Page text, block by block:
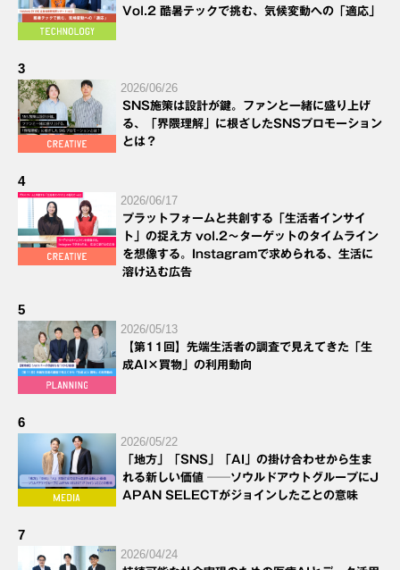
Vol.2 酷暑テックで挑む、気候変動への「適応」
3
2026/06/26
SNS施策は設計が鍵。ファンと一緒に盛り上げ
る、「界隈理解」に根ざしたSNSプロモーション
とは？
4
2026/06/17
プラットフォームと共創する「生活者インサイ
ト」の捉え方 vol.2～ターゲットのタイムライン
を想像する。Instagramで求められる、生活に
溶け込む広告
5
2026/05/13
【第11回】先端生活者の調査で見えてきた「生
成AI×買物」の利用動向
6
2026/05/22
「地方」「SNS」「AI」の掛け合わせから生ま
れる新しい価値 ──ソウルドアウトグループにJ
APAN SELECTがジョインしたことの意味
7
2026/04/24